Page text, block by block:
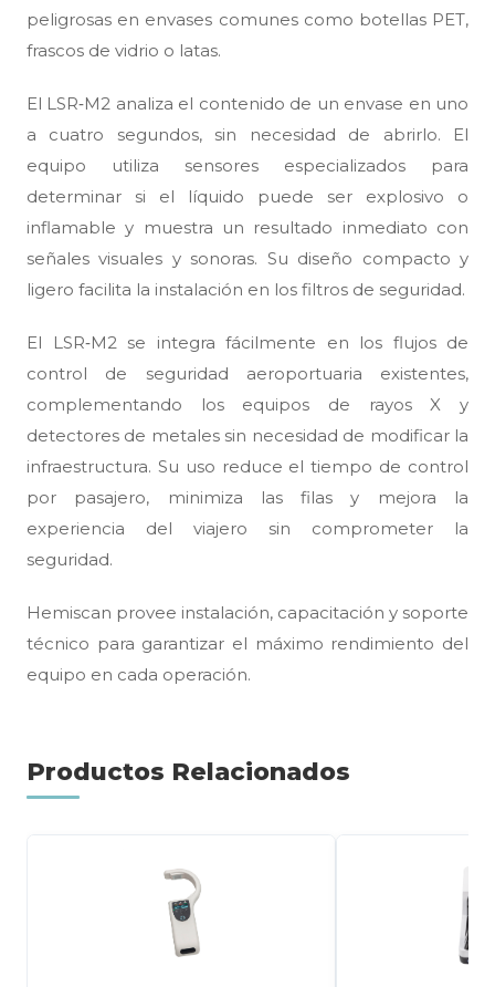
peligrosas en envases comunes como botellas PET,
frascos de vidrio o latas.
El LSR‑M2 analiza el contenido de un envase en uno
a cuatro segundos, sin necesidad de abrirlo. El
equipo utiliza sensores especializados para
determinar si el líquido puede ser explosivo o
inflamable y muestra un resultado inmediato con
señales visuales y sonoras. Su diseño compacto y
ligero facilita la instalación en los filtros de seguridad.
El LSR‑M2 se integra fácilmente en los flujos de
control de seguridad aeroportuaria existentes,
complementando los equipos de rayos X y
detectores de metales sin necesidad de modificar la
infraestructura. Su uso reduce el tiempo de control
por pasajero, minimiza las filas y mejora la
experiencia del viajero sin comprometer la
seguridad.
Hemiscan provee instalación, capacitación y soporte
técnico para garantizar el máximo rendimiento del
equipo en cada operación.
Productos Relacionados